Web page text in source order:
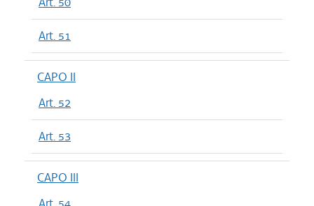
Art. 51
CAPO II
Art. 52
Art. 53
CAPO III